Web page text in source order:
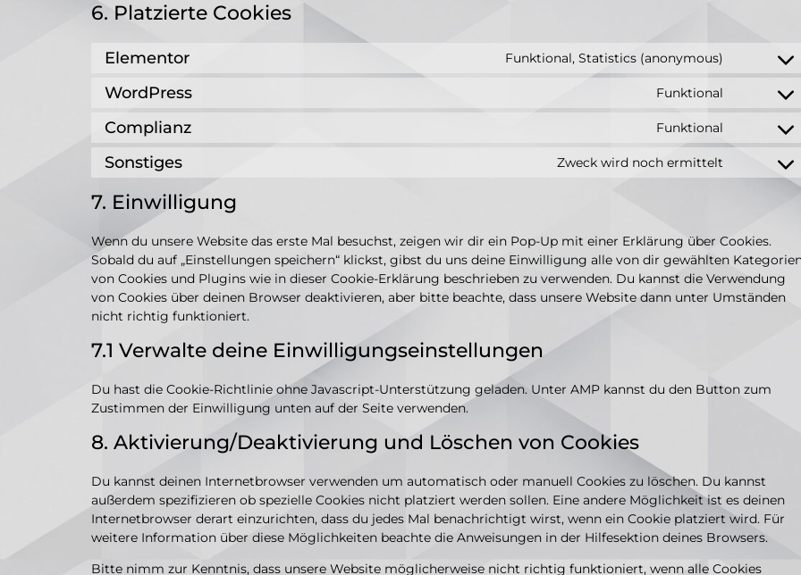
6. Platzierte Cookies
Elementor Funktional, Statistics (anonymous)
WordPress Funktional
Complianz Funktional
Sonstiges Zweck wird noch ermittelt
7. Einwilligung
Wenn du unsere Website das erste Mal besuchst, zeigen wir dir ein Pop-Up mit einer Erklärung über Cookies.
Sobald du auf „Einstellungen speichern“ klickst, gibst du uns deine Einwilligung alle von dir gewählten
von Cookies und Plugins wie in dieser Cookie-Erklärung beschrieben zu verwenden. Du kannst die Verwendung
von Cookies über deinen Browser deaktivieren, aber bitte beachte, dass unsere Website dann unter Umständen
nicht richtig funktioniert.
7.1 Verwalte deine Einwilligungseinstellungen
Du hast die Cookie-Richtlinie ohne Javascript-Unterstützung geladen. Unter AMP kannst du den Button zum
Zustimmen der Einwilligung unten auf der Seite verwenden.
8. Aktivierung/Deaktivierung und Löschen von Cookies
Du kannst deinen Internetbrowser verwenden um automatisch oder manuell Cookies zu löschen. Du kannst
außerdem spezifizieren ob spezielle Cookies nicht platziert werden sollen. Eine andere Möglichkeit ist es deinen
Internetbrowser derart einzurichten, dass du jedes Mal benachrichtigt wirst, wenn ein Cookie platziert wird. Für
weitere Information über diese Möglichkeiten beachte die Anweisungen in der Hilfesektion deines Browsers.
Bitte nimm zur Kenntnis, dass unsere Website möglicherweise nicht richtig funktioniert, wenn alle Cookies